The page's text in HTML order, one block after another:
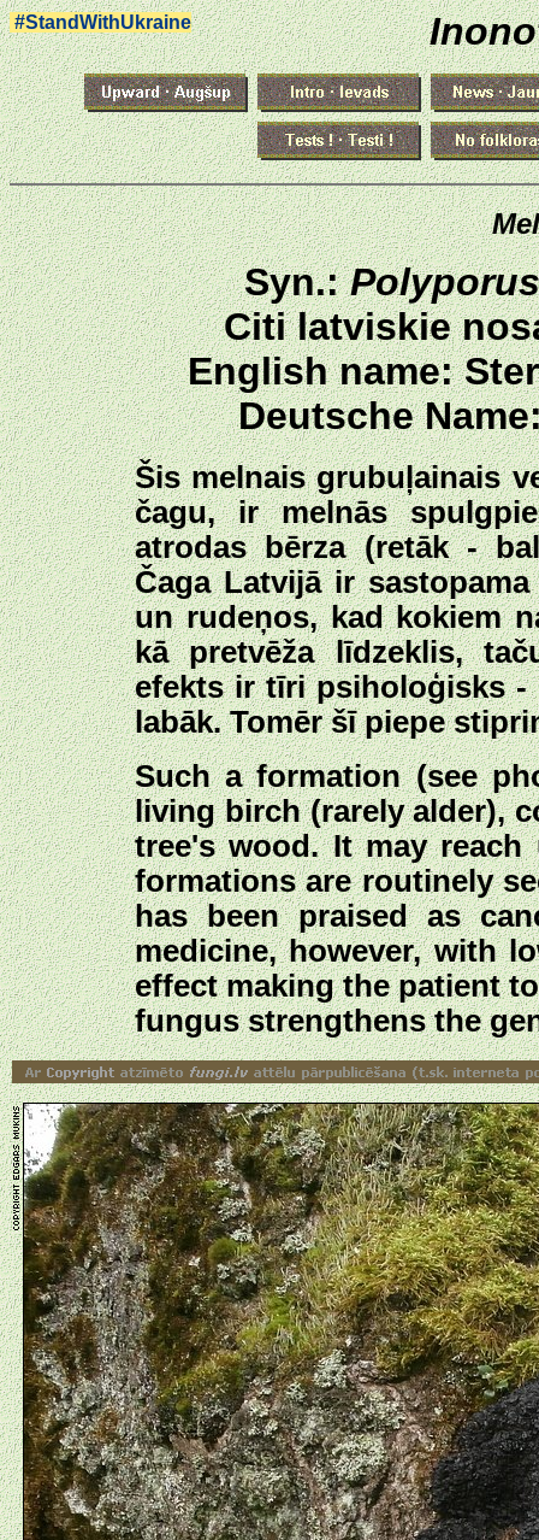
#StandWithUkraine
Syn.:
Citi latviskie
English name:
Deutsche
Šis melnais grubuļainais
čagu, ir melnās
atrodas bērza (retāk -
Čaga Latvijā ir
un rudeņos, kad kokiem
kā pretvēža līdzeklis,
efekts ir tīri psiholoģisks -
labāk. Tomēr šī piepe
Such a formation (see
living birch (rarely alder),
tree's wood. It may
formations are routinely
has been praised as
medicine, however, with
effect making the patient
fungus strengthens the